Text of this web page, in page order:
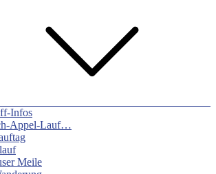
Infos
Appel-Lauf…
Meile